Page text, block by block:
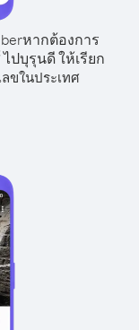
หากต้องการ
ปบุรุนดี ให้เรียก
ขในประเทศ